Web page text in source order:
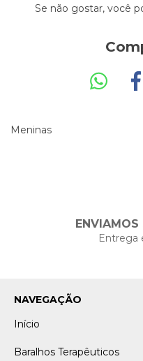
Se não gostar, você
Meninas
ENVIAMOS
Entrega
NAVEGAÇÃO
Início
Baralhos Terapêuticos